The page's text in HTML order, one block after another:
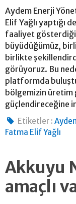
Aydem Enerji
Elif Yağlı yaptığı
faaliyet
büyüdüğümüz,
birlikte
görüyoruz. Bu
platformda
bölgemizin üretim
güçlendireceğine
Etiketler :
Fatma Elif Yağlı
Akkuyu
amaçlı